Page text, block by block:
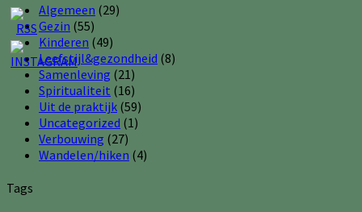
Algemeen (29)
Gezin (55)
Kinderen (49)
Leefstijl&gezondheid (8)
Samenleving (21)
Spiritualiteit (16)
Uit de praktijk (59)
Uncategorized (1)
Verbouwing (27)
Wandelen/hiken (4)
Tags